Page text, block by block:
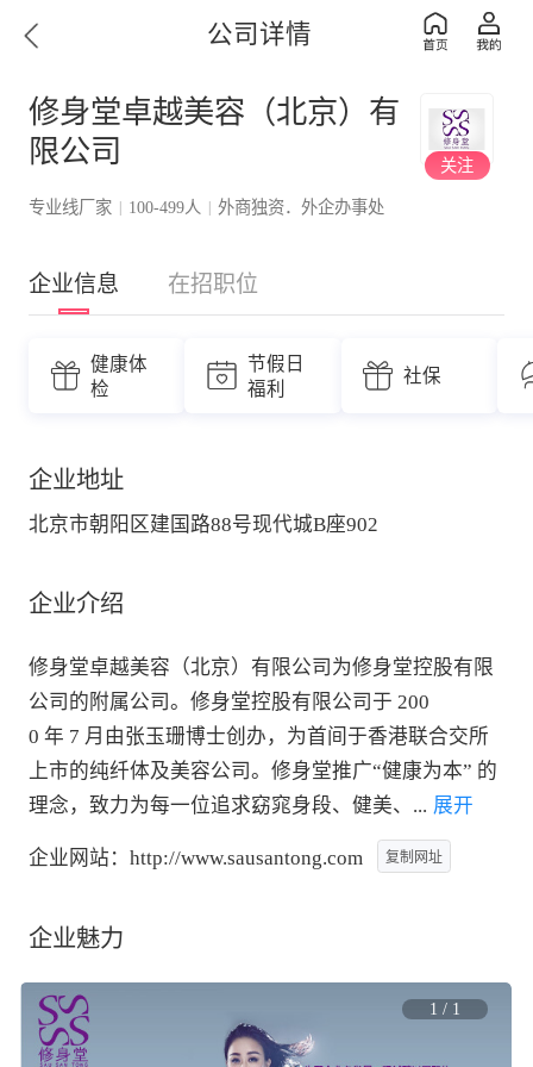
公司详情
修身堂卓越美容（北京）有
限公司
专业线厂家 | 100-499人 | 外商独资．外企办事处
关注
企业信息 在招职位
健康体
检
节假日
福利
社保
企业地址
北京市朝阳区建国路88号现代城B座902
企业介绍
修身堂卓越美容（北京）有限公司为修身堂控股有限
公司的附属公司。修身堂控股有限公司于 200
0 年 7 月由张玉珊博士创办，为首间于香港联合交所
上市的纯纤体及美容公司。修身堂推广“健康为本” 的
理念，致力为每一位追求窈窕身段、健美、 ... 展开
企业网站： http://www.sausantong.com 复制网址
企业魅力
1 / 1